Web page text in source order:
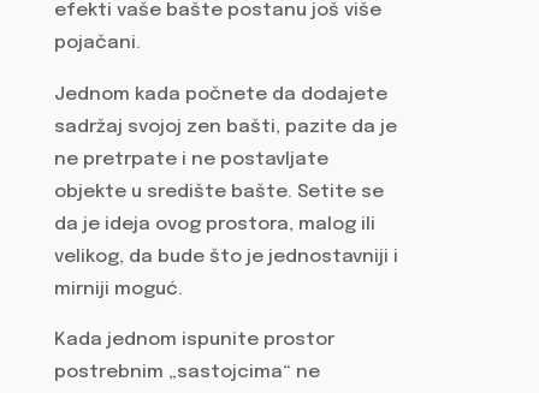
efekti vaše bašte postanu još više
pojačani.
Jednom kada počnete da dodajete
sadržaj svojoj zen bašti, pazite da je
ne pretrpate i ne postavljate
objekte u središte bašte. Setite se
da je ideja ovog prostora, malog ili
velikog, da bude što je jednostavniji i
mirniji moguć.
Kada jednom ispunite prostor
postrebnim „sastojcima“ ne